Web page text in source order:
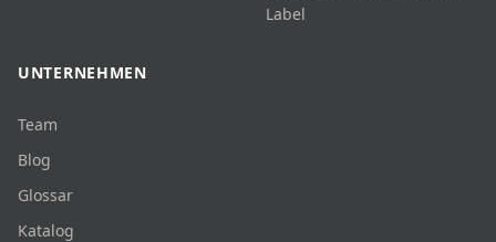
Label
UNTERNEHMEN
Team
Blog
Glossar
Katalog